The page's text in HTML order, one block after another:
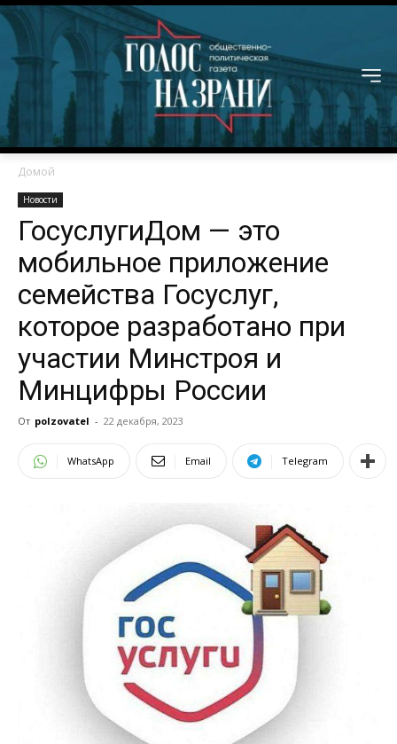
Домой
Новости
ГосуслугиДом — это
мобильное приложение
семейства Госуслуг,
которое разработано при
участии Минстроя и
Минцифры России
От polzovatel - 22 декабря, 2023
WhatsApp Email Telegram